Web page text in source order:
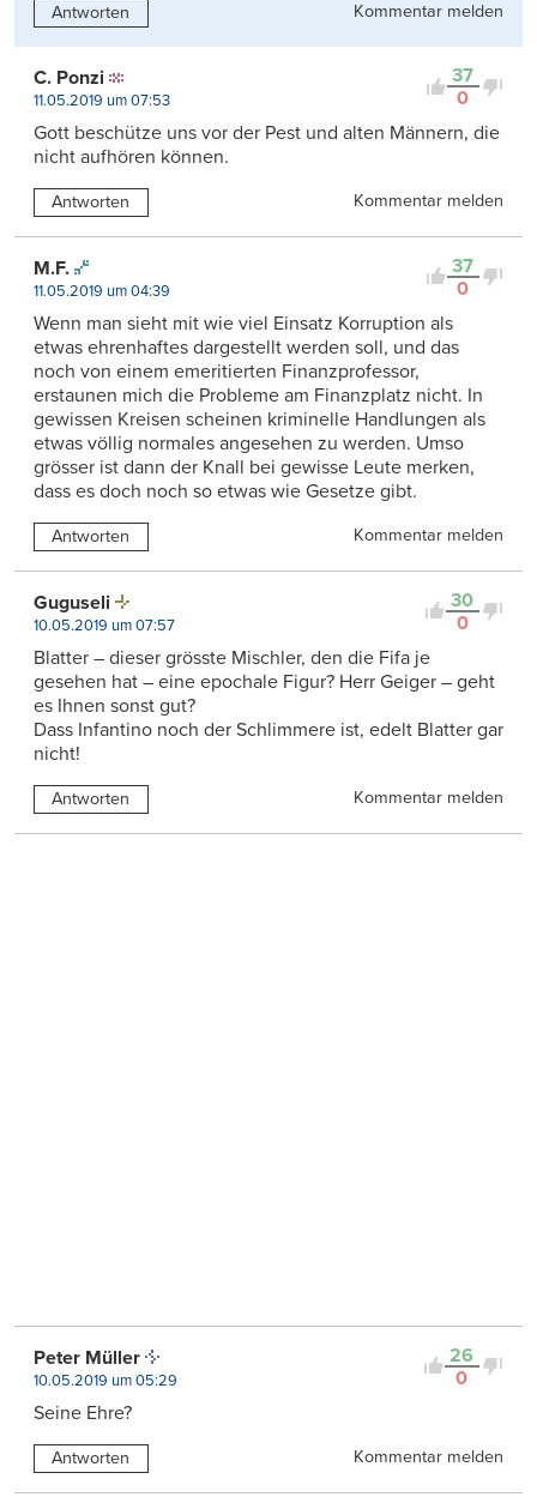
Antworten Kommentar melden
37
0
C. Ponzi
11.05.2019 um 07:53
Gott beschütze uns vor der Pest und alten Männern, die
nicht aufhören können.
Antworten Kommentar melden
37
0
M.F.
11.05.2019 um 04:39
Wenn man sieht mit wie viel Einsatz Korruption als
etwas ehrenhaftes dargestellt werden soll, und das
noch von einem emeritierten Finanzprofessor,
erstaunen mich die Probleme am Finanzplatz nicht. In
gewissen Kreisen scheinen kriminelle Handlungen als
etwas völlig normales angesehen zu werden. Umso
grösser ist dann der Knall bei gewisse Leute merken,
dass es doch noch so etwas wie Gesetze gibt.
Antworten Kommentar melden
30
0
Guguseli
10.05.2019 um 07:57
Blatter – dieser grösste Mischler, den die Fifa je
gesehen hat – eine epochale Figur? Herr Geiger – geht
es Ihnen sonst gut?
Dass Infantino noch der Schlimmere ist, edelt Blatter gar
nicht!
Antworten Kommentar melden
26
0
Peter Müller
10.05.2019 um 05:29
Seine Ehre?
Antworten Kommentar melden